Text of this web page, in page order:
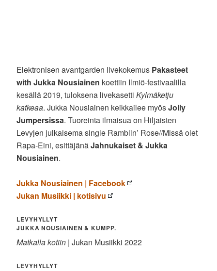
Elektronisen avantgarden livekokemus Pakasteet
with Jukka Nousiainen koettiin Ilmiö-festivaalilla
kesällä 2019, tuloksena livekasettiKylmäketju
katkeaa. Jukka Nousiainen keikkailee myösJolly
Jumpersissa. Tuoreinta ilmaisua on Hiljaisten
Levyjen julkaisema single Ramblin’ Rose//Missä olet
Rapa-Eini, esittäjänäJahnukaiset & Jukka
Nousiainen.
Jukka Nousiainen | Facebook
Jukan Musiikki | kotisivu
LEVYHYLLYT
JUKKA NOUSIAINEN & KUMPP.
Matkalla kotiin | Jukan Musiikki 2022
LEVYHYLLYT